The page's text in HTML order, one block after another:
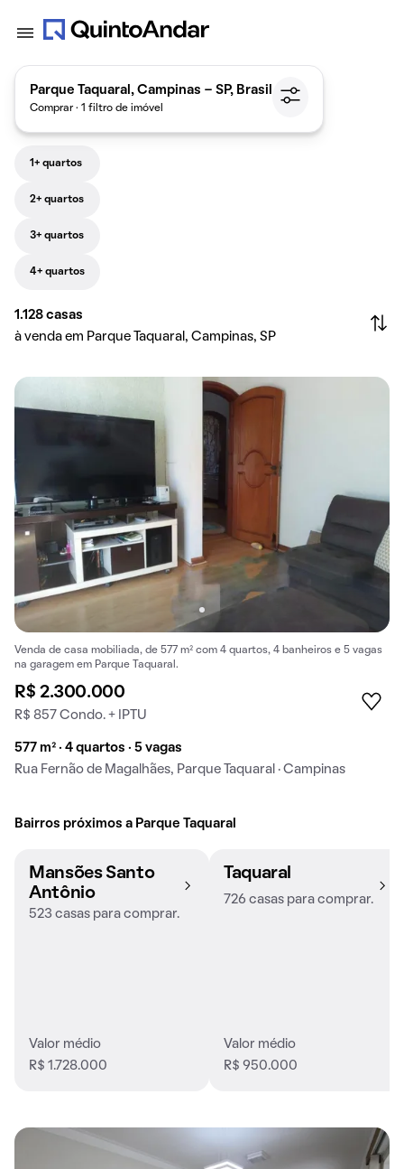
Parque Taquaral, Campinas - SP, Brasil
Comprar · 1 filtro de imóvel
1+ quartos
2+ quartos
3+ quartos
4+ quartos
1.128 casas
à venda em Parque Taquaral, Campinas, SP
Venda de casa mobiliada, de 577 m² com 4 quartos, 4 banheiros e 5 vagas
na garagem em Parque Taquaral.
R$ 2.300.000
R$ 857 Condo. + IPTU
577 m² · 4 quartos · 5 vagas
Rua Fernão de Magalhães, Parque Taquaral · Campinas
Bairros próximos a Parque Taquaral
Mansões Santo
Antônio
523 casas para comprar.
Valor médio
R$ 1.728.000
Taquaral
726 casas para comprar.
Valor médio
R$ 950.000